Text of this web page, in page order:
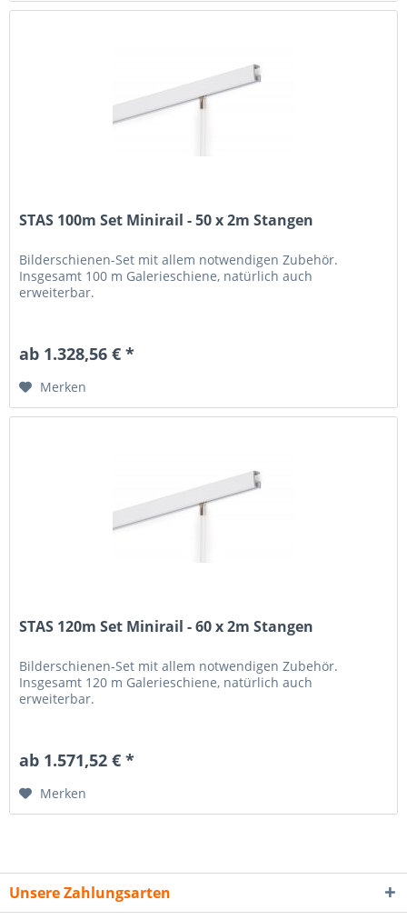
STAS 100m Set Minirail - 50 x 2m Stangen
Bilderschienen-Set mit allem notwendigen Zubehör.
Insgesamt 100 m Galerieschiene, natürlich auch
erweiterbar.
ab 1.328,56 € *
Merken
STAS 120m Set Minirail - 60 x 2m Stangen
Bilderschienen-Set mit allem notwendigen Zubehör.
Insgesamt 120 m Galerieschiene, natürlich auch
erweiterbar.
ab 1.571,52 € *
Merken
Unsere Zahlungsarten